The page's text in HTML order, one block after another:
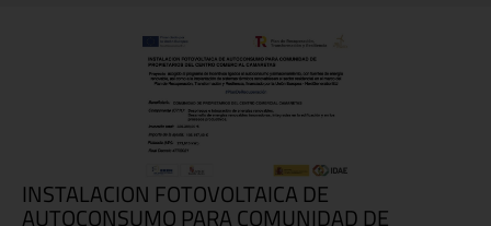
INSTALACION FOTOVOLTAICA DE
AUTOCONSUMO PARA COMUNIDAD DE